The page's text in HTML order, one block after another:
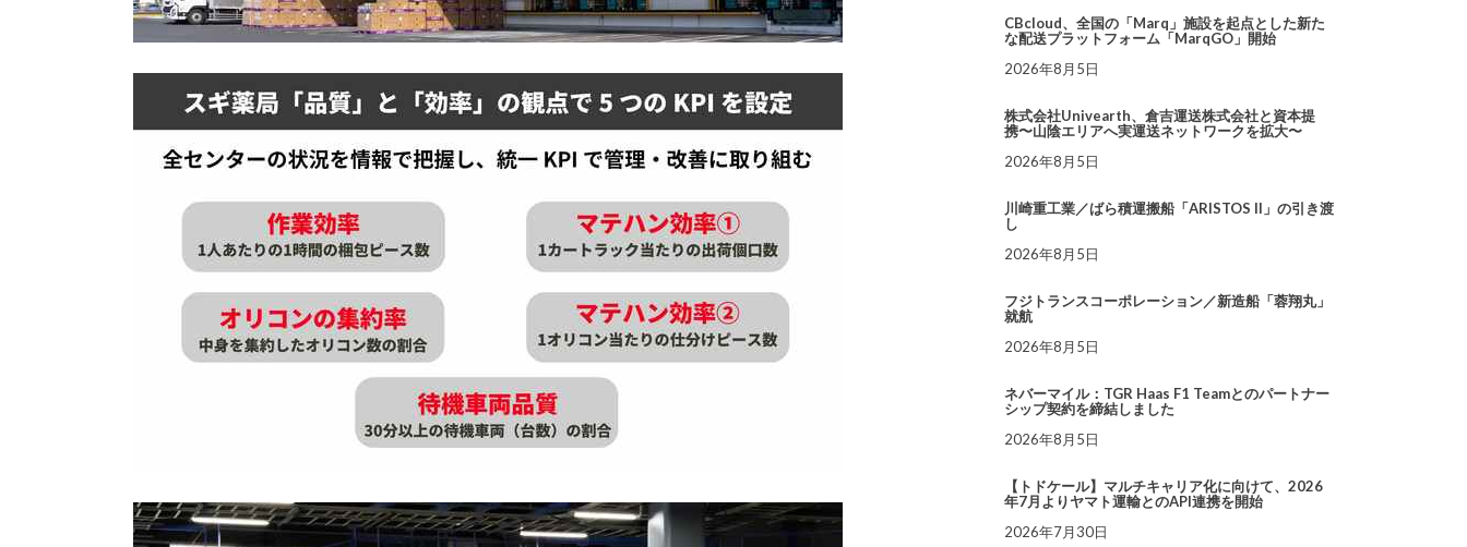
CBcloud、全国の「Marq」施設を起点とした新た
な配送プラットフォーム「MarqGO」開始
2026年8月5日
株式会社Univearth、倉吉運送株式会社と資本提
携〜山陰エリアへ実運送ネットワークを拡大〜
2026年8月5日
川崎重工業／ばら積運搬船「ARISTOS II」の引き渡
し
2026年8月5日
フジトランスコーポレーション／新造船「蓉翔丸」
就航
2026年8月5日
ネバーマイル：TGR Haas F1 Teamとのパートナー
シップ契約を締結しました
2026年8月5日
【トドケール】マルチキャリア化に向けて、2026
年7月よりヤマト運輸とのAPI連携を開始
2026年7月30日